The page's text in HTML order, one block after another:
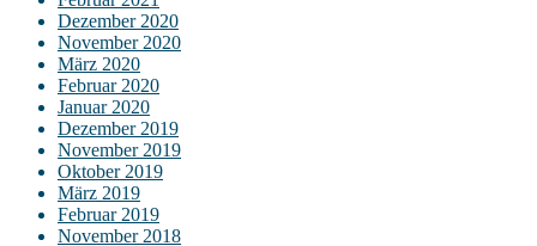
Dezember 2020
November 2020
März 2020
Februar 2020
Januar 2020
Dezember 2019
November 2019
Oktober 2019
März 2019
Februar 2019
November 2018